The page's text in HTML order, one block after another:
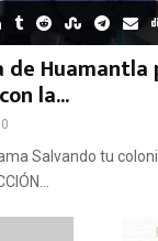
de
la...
0
Salvando tu